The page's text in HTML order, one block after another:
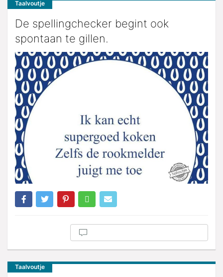
Taalvoutje
De spellingchecker begint ook
spontaan te gillen.
Taalvoutje